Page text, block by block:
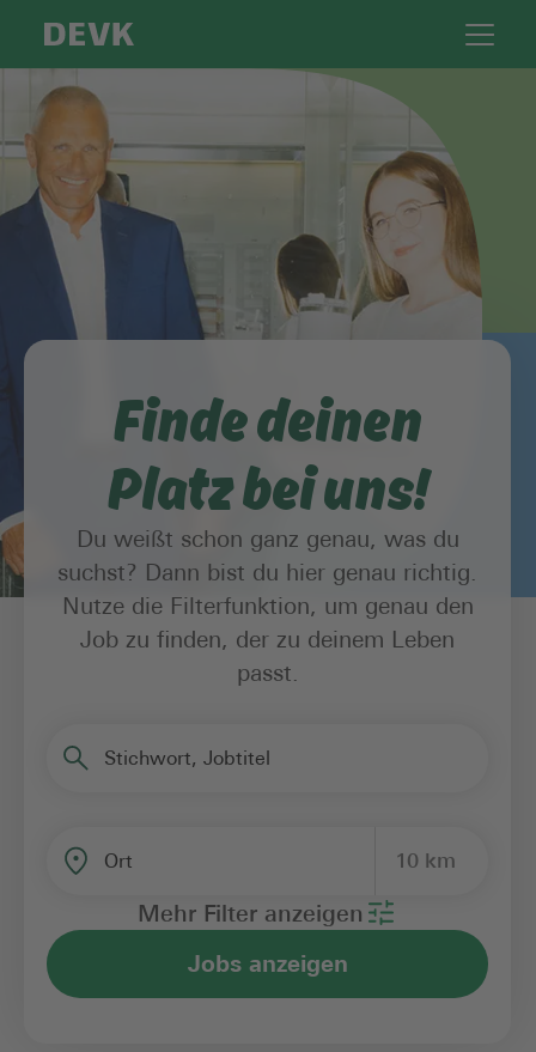
Finde deinen
Platz bei uns!
Du weißt schon ganz genau, was du
suchst? Dann bist du hier genau richtig.
Nutze die Filterfunktion, um genau den
Job zu finden, der zu deinem Leben
passt.
Stichwort, Jobtitel
Ort 10 km
Mehr Filter anzeigen
Jobs anzeigen